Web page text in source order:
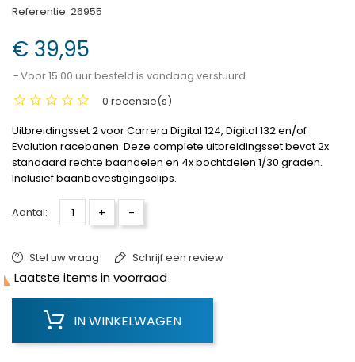
Referentie: 26955
€ 39,95
Voor 15:00 uur besteld is vandaag verstuurd
0 recensie(s)
Uitbreidingsset 2 voor Carrera Digital 124, Digital 132 en/of
Evolution racebanen. Deze complete uitbreidingsset bevat 2x
standaard rechte baandelen en 4x bochtdelen 1/30 graden.
Inclusief baanbevestigingsclips.
Aantal: + -
Stel uw vraag Schrijf een review
Laatste items in voorraad
IN WINKELWAGEN